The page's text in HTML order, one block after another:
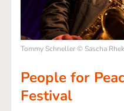
Tommy Schneller © Sascha
People for
Festival